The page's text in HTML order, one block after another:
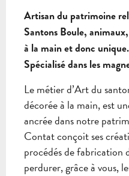
Artisan du patrimoine
Santons Boule, animaux,
à la main et donc unique.
Spécialisé dans les
Le métier d’Art du
décorée à la main, est
ancrée dans notre
Contat conçoit ses
procédés de fabrication
perdurer, grâce à vous,